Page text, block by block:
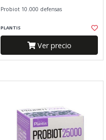
Probiot 10.000 defensas
PLANTIS
Ver precio